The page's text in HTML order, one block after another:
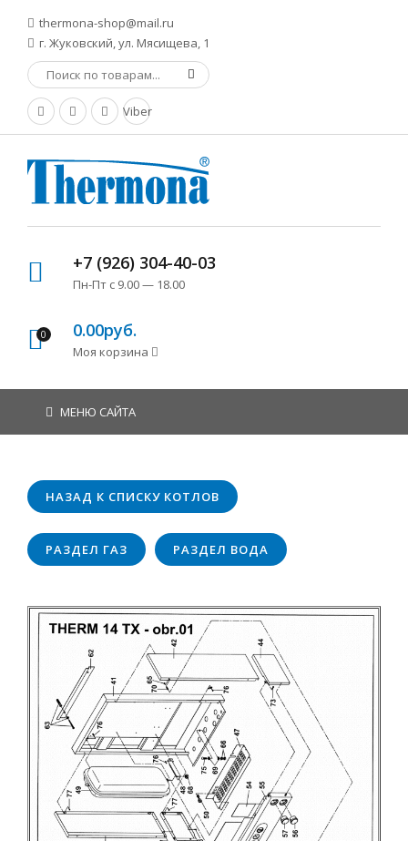
thermona-shop@mail.ru
г. Жуковский, ул. Мясищева, 1
Viber
+7 (926) 304-40-03
Пн-Пт с 9.00 — 18.00
0 0.00руб.
Моя корзина
МЕНЮ САЙТА